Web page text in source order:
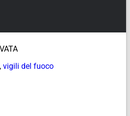
, vigili del fuoco